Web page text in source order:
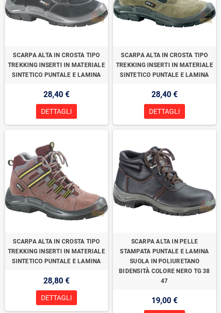
SCARPA ALTA IN CROSTA TIPO
TREKKING INSERTI IN MATERIALE
SINTETICO PUNTALE E LAMINA
28,40 €
DETTAGLI
SCARPA ALTA IN CROSTA TIPO
TREKKING INSERTI IN MATERIALE
SINTETICO PUNTALE E LAMINA
28,40 €
DETTAGLI
SCARPA ALTA IN CROSTA TIPO
TREKKING INSERTI IN MATERIALE
SINTETICO PUNTALE E LAMINA
28,80 €
DETTAGLI
SCARPA ALTA IN PELLE
STAMPATA PUNTALE E LAMINA
SUOLA IN POLIURETANO
BIDENSITÀ COLORE NERO TG 38
47
19,00 €